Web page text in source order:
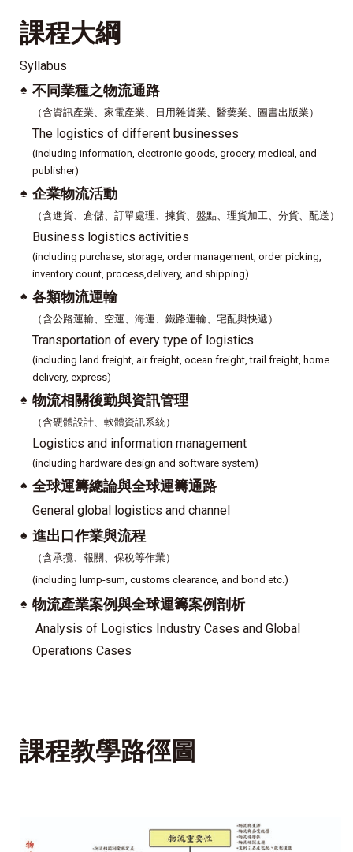
課程大綱
Syllabus
♠ 不同業種之物流通路
（含資訊產業、家電產業、日用雜貨業、醫藥業、圖書出版業）
The logistics of different businesses
(including information, electronic goods, grocery, medical, and
publisher)
♠ 企業物流活動
（含進貨、倉儲、訂單處理、揀貨、盤點、理貨加工、分貨、配送）
Business logistics activities
(including purchase, storage, order management, order picking,
inventory count, process,delivery, and shipping)
♠ 各類物流運輸
（含公路運輸、空運、海運、鐵路運輸、宅配與快遞）
Transportation of every type of logistics
(including land freight, air freight, ocean freight, trail freight, home
delivery, express)
♠ 物流相關後勤與資訊管理
（含硬體設計、軟體資訊系統）
Logistics and information management
(including hardware design and software system)
♠ 全球運籌總論與全球運籌通路
General global logistics and channel
♠ 進出口作業與流程
（含承攬、報關、保稅等作業）
(including lump-sum, customs clearance, and bond etc.)
♠ 物流產業案例與全球運籌案例剖析
Analysis of Logistics Industry Cases and Global
Operations Cases
課程教學路徑圖